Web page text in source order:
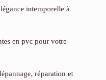
intemporelle à
en pvc pour votre
réparation et